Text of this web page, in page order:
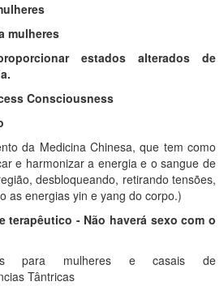
mulheres
estados alterados de
Consciousness
da Medicina Chinesa, que tem como
e harmonizar a energia e o sangue de
desbloqueando, retirando tensões,
as energias yin e yang do corpo.)
terapêutico - Não haverá sexo com o
para mulheres e casais de
Tântricas